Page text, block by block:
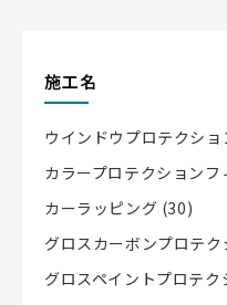
施工名
ウインドウプロテクショ
カラープロテクションフ
カーラッピング (30)
グロスカーボンプロテ
グロスペイントプロテ